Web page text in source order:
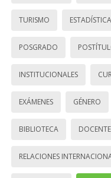
TURISMO ESTADÍSTICA
POSGRADO
INSTITUCIONALES
EXÁMENES GÉNERO
BIBLIOTECA
RELACIONES